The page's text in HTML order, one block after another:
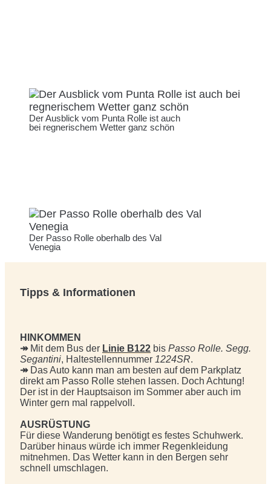
Der Ausblick vom Punta Rolle ist auch
bei regnerischem Wetter ganz schön
Der Passo Rolle oberhalb des Val
Venegia
Tipps & Informationen
HINKOMMEN
↠Mit dem Bus der Linie B122 bis Passo Rolle. Segg.
Segantini, Haltestellennummer 1224SR.
↠Das Auto kann man am besten auf dem Parkplatz
direkt am Passo Rolle stehen lassen. Doch Achtung!
Der ist in der Hauptsaison im Sommer aber auch im
Winter gern mal rappelvoll.
AUSRÜSTUNG
Für diese Wanderung benötigt es festes Schuhwerk.
Darüber hinaus würde ich immer Regenkleidung
mitnehmen. Das Wetter kann in den Bergen sehr
schnell umschlagen.